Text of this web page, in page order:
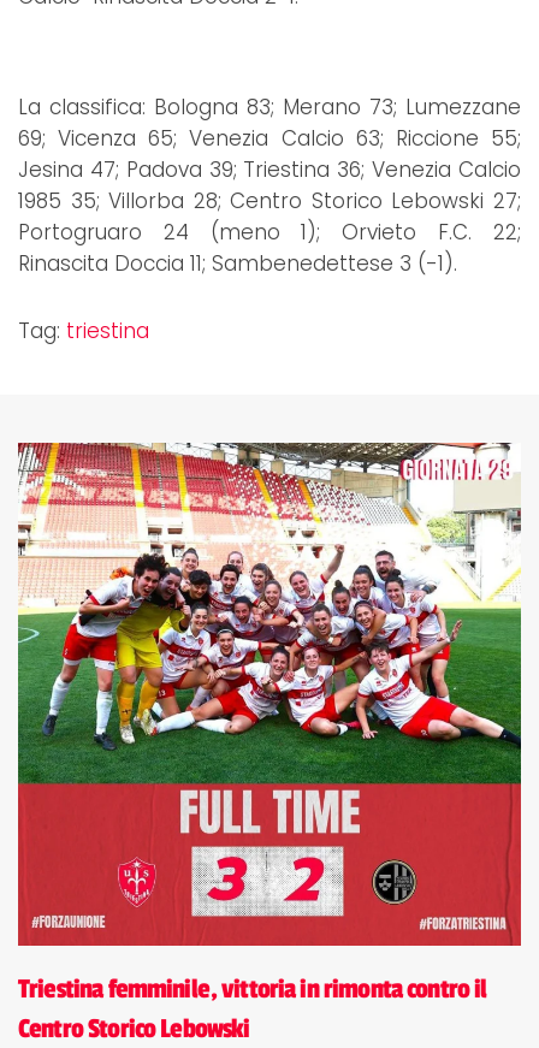
La classifica: Bologna 83; Merano 73; Lumezzane
69; Vicenza 65; Venezia Calcio 63; Riccione 55;
Jesina 47; Padova 39; Triestina 36; Venezia Calcio
1985 35; Villorba 28; Centro Storico Lebowski 27;
Portogruaro 24 (meno 1); Orvieto F.C. 22;
Rinascita Doccia 11; Sambenedettese 3 (-1).
Tag: triestina
Triestina femminile, vittoria in rimonta contro il
Centro Storico Lebowski